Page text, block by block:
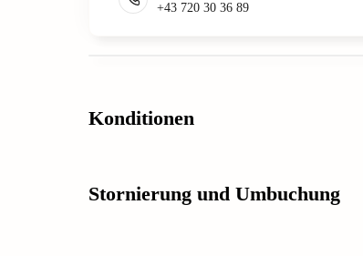
+43 720 30 36 89
Konditionen
Stornierung und Umbuchung